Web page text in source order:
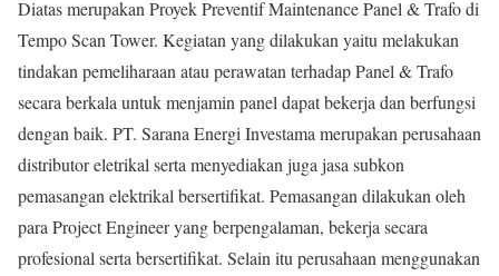
Diatas merupakan Proyek Preventif Maintenance Panel & Trafo di
Tempo Scan Tower. Kegiatan yang dilakukan yaitu melakukan
tindakan pemeliharaan atau perawatan terhadap Panel & Trafo
secara berkala untuk menjamin panel dapat bekerja dan berfungsi
dengan baik. PT. Sarana Energi Investama merupakan perusahaan
distributor eletrikal serta menyediakan juga jasa subkon
pemasangan elektrikal bersertifikat. Pemasangan dilakukan oleh
para Project Engineer yang berpengalaman, bekerja secara
profesional serta bersertifikat. Selain itu perusahaan menggunakan